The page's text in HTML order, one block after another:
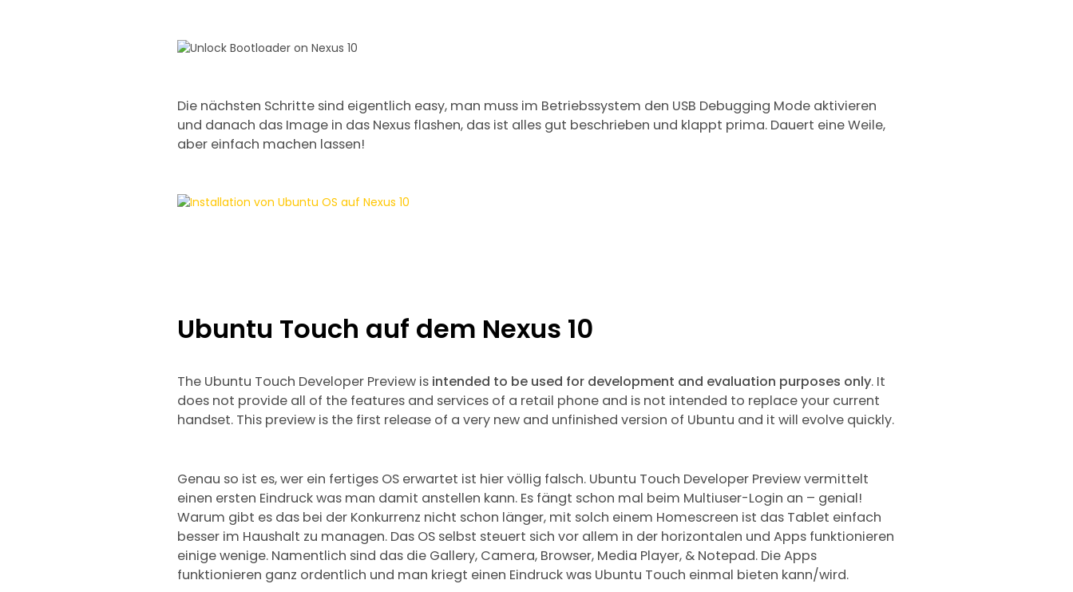
Die nächsten Schritte sind eigentlich easy, man muss im Betriebssystem den USB Debugging Mode aktivieren
und danach das Image in das Nexus flashen, das ist alles gut beschrieben und klappt prima. Dauert eine Weile,
aber einfach machen lassen!
Ubuntu Touch auf dem Nexus 10
The Ubuntu Touch Developer Preview is intended to be used for development and evaluation purposes only. It
does not provide all of the features and services of a retail phone and is not intended to replace your current
handset. This preview is the first release of a very new and unfinished version of Ubuntu and it will evolve quickly.
Genau so ist es, wer ein fertiges OS erwartet ist hier völlig falsch. Ubuntu Touch Developer Preview vermittelt
einen ersten Eindruck was man damit anstellen kann. Es fängt schon mal beim Multiuser-Login an – genial!
Warum gibt es das bei der Konkurrenz nicht schon länger, mit solch einem Homescreen ist das Tablet einfach
besser im Haushalt zu managen. Das OS selbst steuert sich vor allem in der horizontalen und Apps funktionieren
einige wenige. Namentlich sind das die Gallery, Camera, Browser, Media Player, & Notepad. Die Apps
funktionieren ganz ordentlich und man kriegt einen Eindruck was Ubuntu Touch einmal bieten kann/wird.